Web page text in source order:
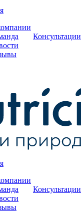
Консультации
Консультации